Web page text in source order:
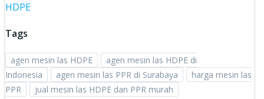
HDPE
Tags
agen mesin las HDPE
agen mesin las HDPE di
Indonesia
agen mesin las PPR di Surabaya
harga mesin las
PPR
jual mesin las HDPE dan PPR murah